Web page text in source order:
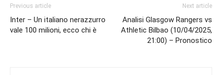
Previous article
Inter – Un italiano nerazzurro
vale 100 milioni, ecco chi è
Next article
Analisi Glasgow Rangers vs
Athletic Bilbao (10/04/2025,
21:00) – Pronostico